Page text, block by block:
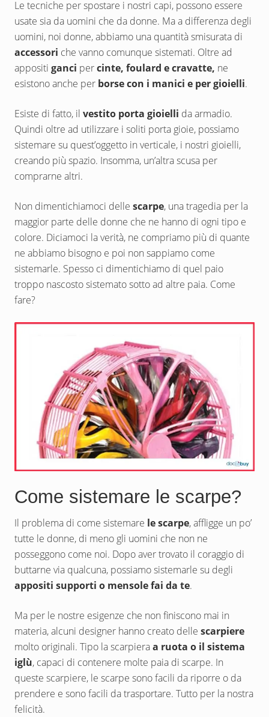
Le tecniche per spostare i nostri capi, possono essere
usate sia da uomini che da donne. Ma a differenza degli
uomini, noi donne, abbiamo una quantità smisurata di
accessori che vanno comunque sistemati. Oltre ad
appositi ganci percinte, foulard e cravatte, ne
esistono anche per borse con i manici e per gioielli.
Esiste di fatto, il vestito porta gioielli da armadio.
Quindi oltre ad utilizzare i soliti porta gioie, possiamo
sistemare su quest’oggetto in verticale, i nostri gioielli,
creando più spazio. Insomma, un’altra scusa per
comprarne altri.
Non dimentichiamoci delle scarpe, una tragedia per la
maggior parte delle donne che ne hanno di ogni tipo e
colore. Diciamoci la verità, ne compriamo più di quante
ne abbiamo bisogno e poi non sappiamo come
sistemarle. Spesso ci dimentichiamo di quel paio
troppo nascosto sistemato sotto ad altre paia. Come
fare?
Come sistemare le scarpe?
Il problema di come sistemare le scarpe, affligge un po’
tutte le donne, di meno gli uomini che non ne
posseggono come noi. Dopo aver trovato il coraggio di
buttarne via qualcuna, possiamo sistemarle su degli
appositi supporti o mensole fai da te.
Ma per le nostre esigenze che non finiscono mai in
materia, alcuni designer hanno creato delle scarpiere
molto originali. Tipo la scarpieraa ruota o il sistema
iglù, capaci di contenere molte paia di scarpe. In
queste scarpiere, le scarpe sono facili da riporre o da
prendere e sono facili da trasportare. Tutto per la nostra
felicità.